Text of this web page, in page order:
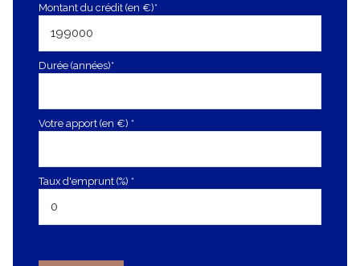
Montant du crédit (en €)*
Durée (années)*
Votre apport (en €) *
Taux d'emprunt (%) *